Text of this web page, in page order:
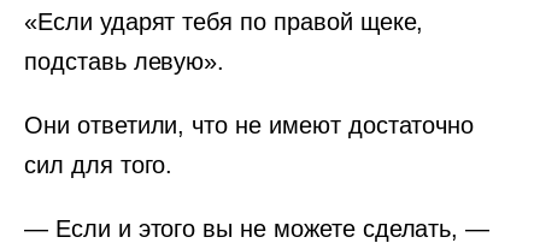
«Если ударят тебя по правой щеке,
подставь левую».
Они ответили, что не имеют достаточно
сил для того.
— Если и этого вы не можете сделать, —